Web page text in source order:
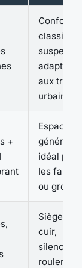
Confort
classique,
adaptée
aux
urbains
+
Espace
généreux,
idéal pour
les
ou
Sièges
cuir,
silence de